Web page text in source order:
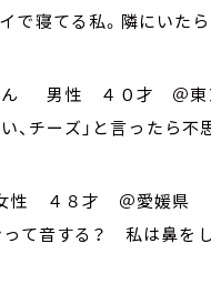
で寝てる私。隣にいた
さん 男性 ４０才 ＠東
チーズ」と言ったら
性 ４８才 ＠愛媛県
って音する？ 私は鼻